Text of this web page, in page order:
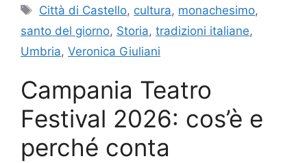
Tag
Città di Castello, cultura, monachesimo,
santo del giorno, Storia, tradizioni italiane,
Umbria, Veronica Giuliani
Campania Teatro
Festival 2026: cos’è e
perché conta